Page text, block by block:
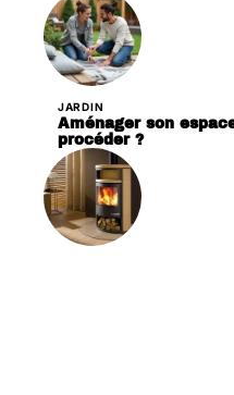
JARDIN
Aménager son
procéder ?